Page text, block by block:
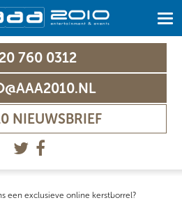
760 0312
NIEUWSBRIEF
een exclusieve online kerstborrel?